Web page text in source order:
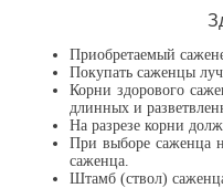
Приобретаемый
Покупать саженцы
Корни здорового
длинных и
На разрезе корни
При выборе саженца
саженца.
Штамб (ствол)